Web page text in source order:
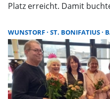
Platz erreicht. Damit
WUNSTORF ST. BONIFATIUS